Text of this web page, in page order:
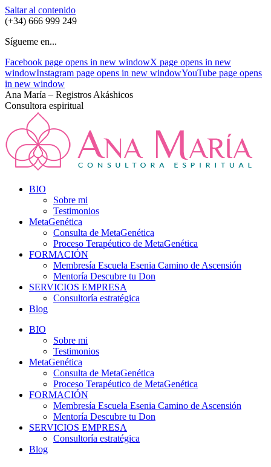
Saltar al contenido
(+34) 666 999 249
Sígueme en...
Facebook page opens in new windowX page opens in new
windowInstagram page opens in new windowYouTube page opens
in new window
Ana María – Registros Akáshicos
Consultora espiritual
BIO
Sobre mi
Testimonios
MetaGenética
Consulta de MetaGenética
Proceso Terapéutico de MetaGenética
FORMACIÓN
Membresía Escuela Esenia Camino de Ascensión
Mentoría Descubre tu Don
SERVICIOS EMPRESA
Consultoría estratégica
Blog
BIO
Sobre mi
Testimonios
MetaGenética
Consulta de MetaGenética
Proceso Terapéutico de MetaGenética
FORMACIÓN
Membresía Escuela Esenia Camino de Ascensión
Mentoría Descubre tu Don
SERVICIOS EMPRESA
Consultoría estratégica
Blog